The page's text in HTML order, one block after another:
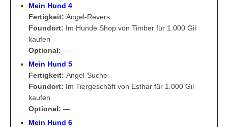
Mein Hund 4
Fertigkeit: Angel-Revers
Foundort: Im Hunde Shop von Timber für 1.000 Gil
kaufen
Optional: —
Mein Hund 5
Fertigkeit: Angel-Suche
Foundort: Im Tiergeschäft von Esthar für 1.000 Gil
kaufen
Optional: —
Mein Hund 6